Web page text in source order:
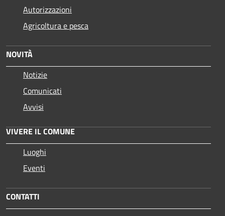
Autorizzazioni
Agricoltura e pesca
NOVITÀ
Notizie
Comunicati
Avvisi
VIVERE IL COMUNE
Luoghi
Eventi
CONTATTI